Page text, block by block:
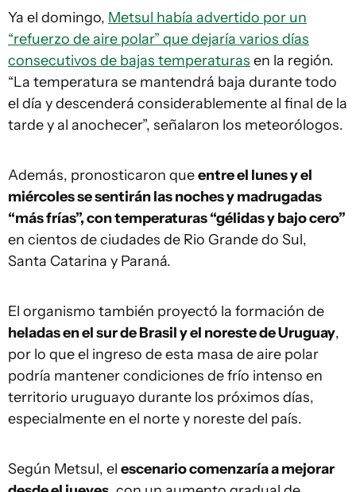
Ya el domingo, Metsul había advertido por un
“refuerzo de aire polar” que dejaría varios días
consecutivos de bajas temperaturas en la región.
“La temperatura se mantendrá baja durante todo
el día y descenderá considerablemente al final de la
tarde y al anochecer”, señalaron los meteorólogos.
Además, pronosticaron queentre el lunes y el
miércoles se sentirán las noches y madrugadas
“más frías”, con temperaturas “gélidas y bajo cero”
en cientos de ciudades de Rio Grande do Sul,
Santa Catarina y Paraná.
El organismo también proyectó la formación de
heladas en el sur de Brasil y el noreste de Uruguay,
por lo que el ingreso de esta masa de aire polar
podría mantener condiciones de frío intenso en
territorio uruguayo durante los próximos días,
especialmente en el norte y noreste del país.
Según Metsul, el escenario comenzaría a mejorar